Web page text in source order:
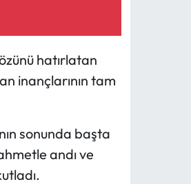
hatırlatan
inançlarının tam
sonunda başta
andı ve